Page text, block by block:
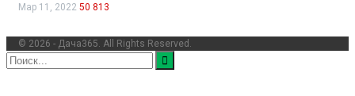
Мар 11, 2022 50 813
© 2026 - Дача365. All Rights Reserved.